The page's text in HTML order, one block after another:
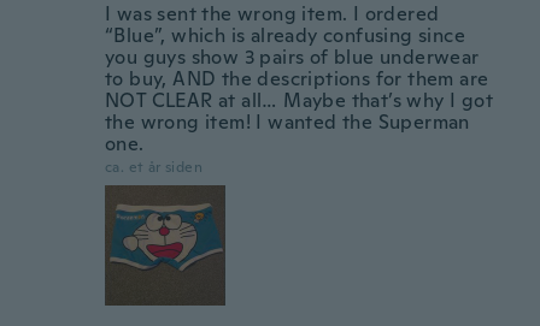
I was sent the wrong item. I ordered
“Blue”, which is already confusing since
you guys show 3 pairs of blue underwear
to buy, AND the descriptions for them are
NOT CLEAR at all… Maybe that’s why I got
the wrong item! I wanted the Superman
one.
ca. et år siden